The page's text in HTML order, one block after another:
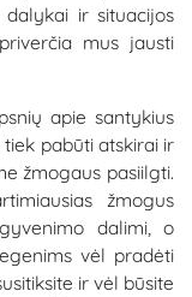
ir situacijos
mus jausti
apie santykius
pabūti atskirai ir
žmogaus pasiilgti.
žmogus
dalimi, o
vėl pradėti
ir vėl būsite